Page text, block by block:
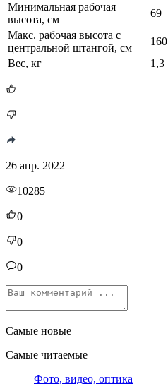
Минимальная рабочая
высота, см
69
Макс. рабочая высота с
центральной штангой, см
160
Вес, кг
1,3
26 апр. 2022
10285
0
0
0
Самые новые
Самые читаемые
Фото, видео, оптика